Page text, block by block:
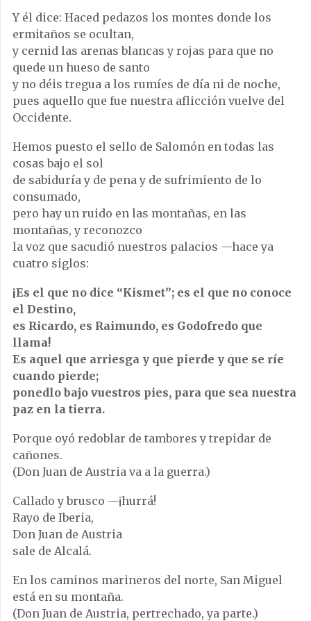
Y él dice: Haced pedazos los montes donde los
ermitaños se ocultan,
y cernid las arenas blancas y rojas para que no
quede un hueso de santo
y no déis tregua a los rumíes de día ni de noche,
pues aquello que fue nuestra aflicción vuelve del
Occidente.
Hemos puesto el sello de Salomón en todas las
cosas bajo el sol
de sabiduría y de pena y de sufrimiento de lo
consumado,
pero hay un ruido en las montañas, en las
montañas, y reconozco
la voz que sacudió nuestros palacios —hace ya
cuatro siglos:
¡Es el que no dice “Kismet”; es el que no conoce
el Destino,
es Ricardo, es Raimundo, es Godofredo que
llama!
Es aquel que arriesga y que pierde y que se ríe
cuando pierde;
ponedlo bajo vuestros pies, para que sea nuestra
paz en la tierra.
Porque oyó redoblar de tambores y trepidar de
cañones.
(Don Juan de Austria va a la guerra.)
Callado y brusco —¡hurrá!
Rayo de Iberia,
Don Juan de Austria
sale de Alcalá.
En los caminos marineros del norte, San Miguel
está en su montaña.
(Don Juan de Austria, pertrechado, ya parte.)